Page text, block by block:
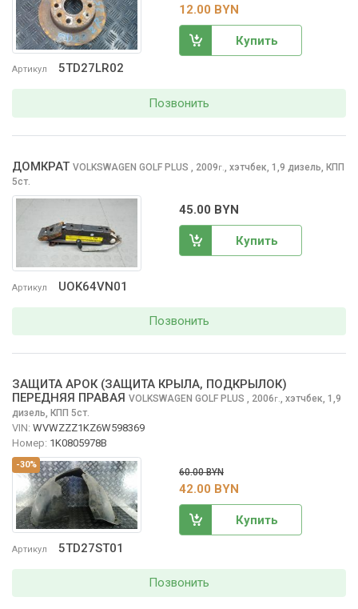
Артикул 5TD27LR02
12.00 BYN
Купить
Позвонить
Артикул UOK64VN01
ДОМКРАТ VOLKSWAGEN GOLF PLUS , 2009г., хэтчбек, 1,9 дизель, КПП
5ст.
45.00 BYN
Купить
Позвонить
-30%
Артикул 5TD27ST01
ЗАЩИТА АРОК (ЗАЩИТА КРЫЛА, ПОДКРЫЛОК)
ПЕРЕДНЯЯ ПРАВАЯ VOLKSWAGEN GOLF PLUS , 2006г., хэтчбек, 1,9
дизель, КПП 5ст.
VIN: WVWZZZ1KZ6W598369
Номер: 1K0805978B
60.00 BYN
42.00 BYN
Купить
Позвонить